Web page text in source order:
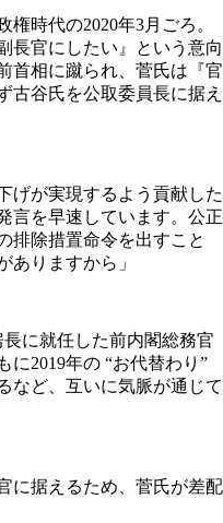
時代の2020年3月ごろ。
長官にしたい』という意向
首相に蹴られ、菅氏は『官
古谷氏を公取委員長に据え
げが実現するよう貢献した
言を早速しています。公正
排除措置命令を出すこと
ありますから」
に就任した前内閣総務官
に2019年の “お代替わり”
など、互いに気脈が通じて
に据えるため、菅氏が差配